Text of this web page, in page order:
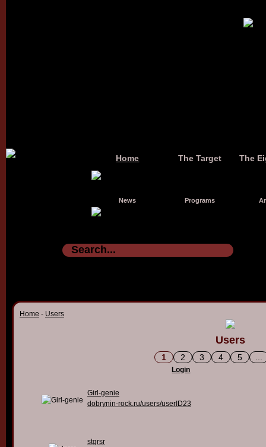
Home The Target The
News Programs
Home - Users
Users
1 2 3 4 5
Login
Girl-genie
dobrynin-rock.ru/users/userID23
stgrsr